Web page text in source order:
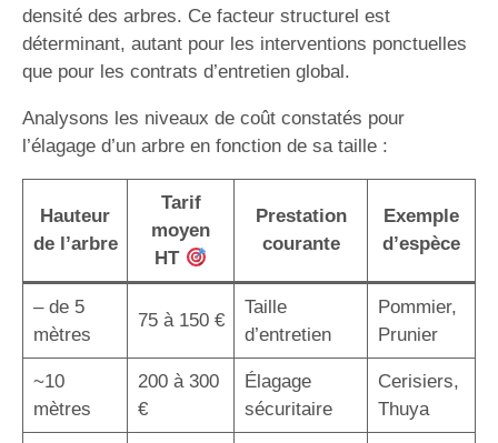
densité des arbres. Ce facteur structurel est
déterminant, autant pour les interventions ponctuelles
que pour les contrats d’entretien global.
Analysons les niveaux de coût constatés pour
l’élagage d’un arbre en fonction de sa taille :
Hauteur
de l’arbre
Tarif
moyen
HT
Prestation
courante
Exemple
d’espèce
– de 5
mètres
75 à 150 €
Taille
d’entretien
Pommier,
Prunier
~10
mètres
200 à 300
€
Élagage
sécuritaire
Cerisiers,
Thuya